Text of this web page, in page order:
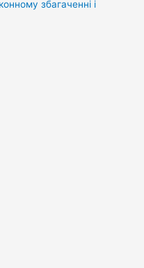
збагаченні і